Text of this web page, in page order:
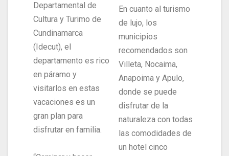
Departamental de
Cultura y Turimo de
Cundinamarca
(Idecut), el
departamento es rico
en páramo y
visitarlos en estas
vacaciones es un
gran plan para
disfrutar en familia.
En cuanto al turismo
de lujo, los
municipios
recomendados son
Villeta, Nocaima,
Anapoima y Apulo,
donde se puede
disfrutar de la
naturaleza con todas
las comodidades de
un hotel cinco